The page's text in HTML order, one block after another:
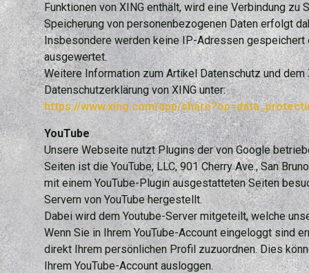
Funktionen von XING enthält, wird eine Verbindung zu
Speicherung von personenbezogenen Daten erfolgt
Insbesondere werden keine IP-Adressen gespeichert
ausgewertet.
Weitere Information zum Artikel Datenschutz und dem
Datenschutzerklärung von XING unter:
https://www.xing.com/app/
YouTube
Unsere Webseite nutzt Plugins der von Google
Seiten ist die YouTube, LLC, 901 Cherry Ave., San
mit einem YouTube-Plugin ausgestatteten Seiten
Servern von YouTube hergestellt.
Dabei wird dem Youtube-Server mitgeteilt, welche
Wenn Sie in Ihrem YouTube-Account eingeloggt sind
direkt Ihrem persönlichen Profil zuzuordnen. Dies
Ihrem YouTube-Account ausloggen.